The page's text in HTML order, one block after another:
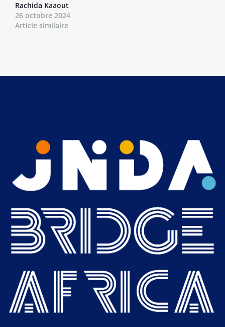
Rachida Kaaout
26 octobre 2024
Article similaire